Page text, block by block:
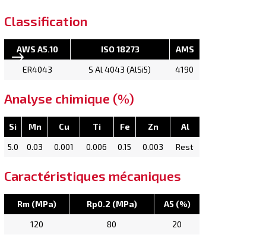
Classification
AWS A5.10 ISO 18273
AMS
ER4043
S Al 4043 (AlSi5) 4190
Analyse chimique (%)
Si Mn Cu Ti Fe Zn
Al
5.0
0.03 0.001 0.006 0.15 0.003 Rest
Caractéristiques mécaniques
Rm (MPa) Rp0.2 (MPa)
A5 (%)
120
80 20